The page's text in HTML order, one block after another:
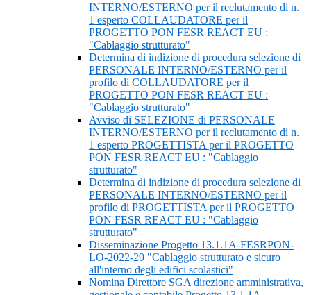
INTERNO/ESTERNO per il reclutamento di n.
1 esperto COLLAUDATORE per il
PROGETTO PON FESR REACT EU :
"Cablaggio strutturato"
Determina di indizione di procedura selezione di
PERSONALE INTERNO/ESTERNO per il
profilo di COLLAUDATORE per il
PROGETTO PON FESR REACT EU :
"Cablaggio strutturato"
Avviso di SELEZIONE di PERSONALE
INTERNO/ESTERNO per il reclutamento di n.
1 esperto PROGETTISTA per il PROGETTO
PON FESR REACT EU : "Cablaggio
strutturato"
Determina di indizione di procedura selezione di
PERSONALE INTERNO/ESTERNO per il
profilo di PROGETTISTA per il PROGETTO
PON FESR REACT EU : "Cablaggio
strutturato"
Disseminazione Progetto 13.1.1A-FESRPON-
LO-2022-29 "Cablaggio strutturato e sicuro
all'interno degli edifici scolastici"
Nomina Direttore SGA direzione amministrativa,